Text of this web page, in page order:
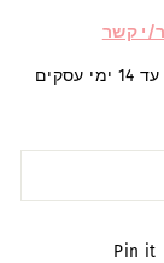
י קשר
במידה והפריט אינו זמין במלאי זמן הכנתו הוא עד 14 ימי עסקים
Pin it